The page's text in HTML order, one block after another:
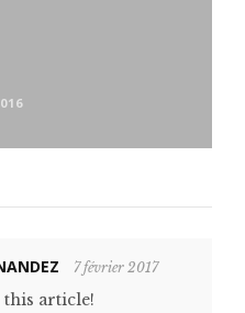
7 février 2017
article!